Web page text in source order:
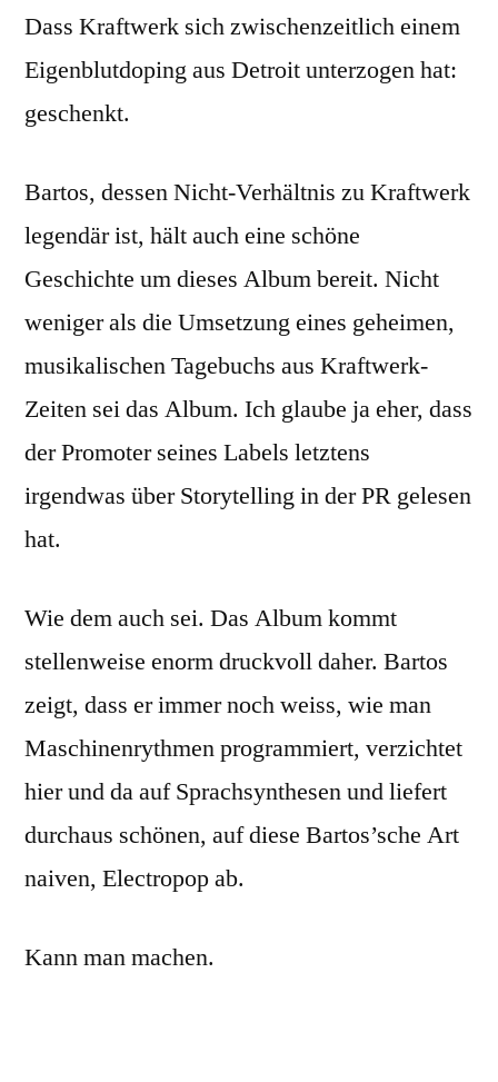
Dass Kraftwerk sich zwischenzeitlich einem
Eigenblutdoping aus Detroit unterzogen hat:
geschenkt.
Bartos, dessen Nicht-Verhältnis zu Kraftwerk
legendär ist, hält auch eine schöne
Geschichte um dieses Album bereit. Nicht
weniger als die Umsetzung eines geheimen,
musikalischen Tagebuchs aus Kraftwerk-
Zeiten sei das Album. Ich glaube ja eher, dass
der Promoter seines Labels letztens
irgendwas über Storytelling in der PR gelesen
hat.
Wie dem auch sei. Das Album kommt
stellenweise enorm druckvoll daher. Bartos
zeigt, dass er immer noch weiss, wie man
Maschinenrythmen programmiert, verzichtet
hier und da auf Sprachsynthesen und liefert
durchaus schönen, auf diese Bartos’sche Art
naiven, Electropop ab.
Kann man machen.